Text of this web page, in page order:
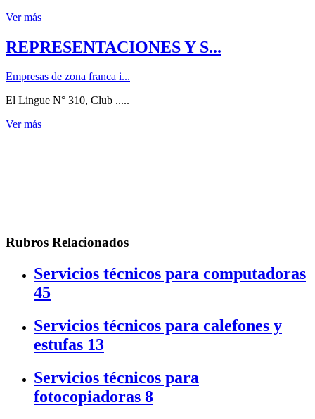
Ver más
REPRESENTACIONES Y S...
Empresas de zona franca i...
El Lingue N° 310, Club .....
Ver más
Rubros Relacionados
Servicios técnicos para computadoras
45
Servicios técnicos para calefones y
estufas 13
Servicios técnicos para
fotocopiadoras 8